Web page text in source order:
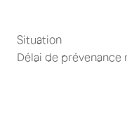
Situation
Délai de prévenance